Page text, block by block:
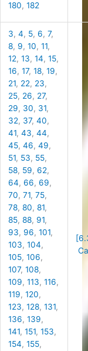
180,182
3,4, 5,6,7,
8, 9,10,11,
12,13,14,15,
16,17,18,19,
21, 22, 23,
25, 26, 27,
29, 30, 31,
32, 37,40,
41,43,44,
45,46,49,
51, 53, 55,
58, 59,62,
64,66,69,
70,71,75,
78,80,81,
85,88, 91,
93, 96,101,
103,104,
105,106,
107,108,
109,113,116,
119,120,
123,128,131,
136,139,
141,151,153,
154,155,